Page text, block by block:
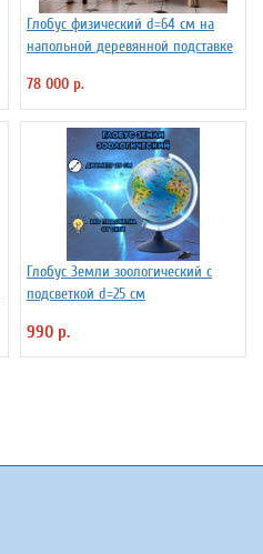
Глобус физический d=64 см на
напольной деревянной подставке
78 000 р.
Глобус Земли зоологический с
подсветкой d=25 см
990 р.